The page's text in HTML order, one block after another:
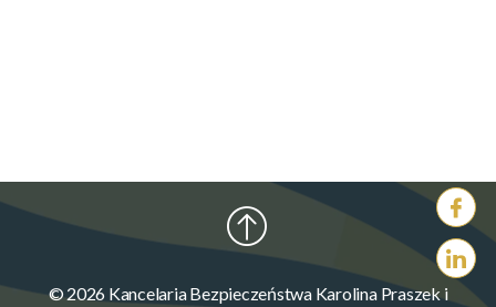
© 2026 Kancelaria Bezpieczeństwa Karolina Praszek i